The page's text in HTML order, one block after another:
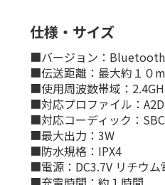
仕様・サイズ
■バージョン：Bluetooth
■伝送距離：最大約１０m
■使用周波数帯域：
■対応プロファイル：
■対応コーディック：SBC
■最大出力：3W
■防水規格：IPX4
■電源：DC3.7V リチウム